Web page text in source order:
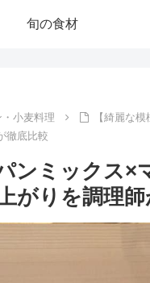
旬の食材
・小麦料理
【綺麗な
徹底比較
ンミックス×
がりを調理